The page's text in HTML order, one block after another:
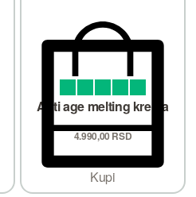
Ocenjeno sa4.92 od 5
Anti age melting krema
4.990,00RSD
Kupi